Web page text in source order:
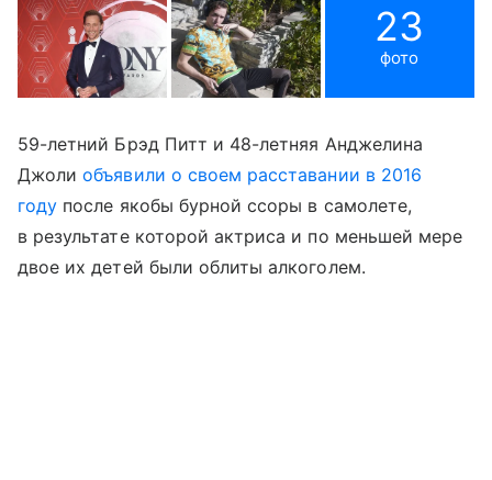
23
фото
59-летний Брэд Питт и 48-летняя Анджелина
Джолиобъявили о своем расставании в 2016
году после якобы бурной ссоры в самолете,
в результате которой актриса и по меньшей мере
двое их детей были облиты алкоголем.